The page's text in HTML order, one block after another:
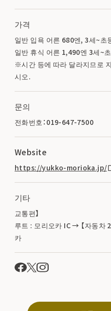
가격
일반 입욕 어른 680엔, 3세~초
일반 휴식 어른 1,490엔 3세~
※시간 등에 따라 달라지므로
시오.
문의
전화번호：019-647-7500
Website
https://yukko-morioka.jp/
기타
교통편】
루트 : 모리오카 IC → 【자동차
카